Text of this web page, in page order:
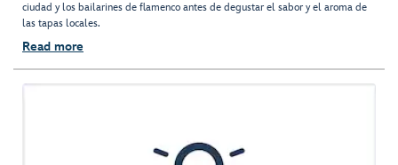
ciudad y los bailarines de flamenco antes de degustar el sabor y el aroma de
las tapas locales.
Read more